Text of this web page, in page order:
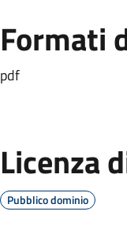
Formati
pdf
Licenza
Pubblico dominio